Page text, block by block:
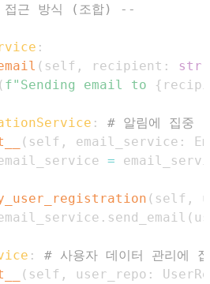
접근 방식 (조합) --
:
( self , recipient : str
( f"Sending email to {
:
# 알림에 집중
( self , email_service :
=
( self ,
. send_email (
:
# 사용자 데이터 관리에
( self , user_repo :